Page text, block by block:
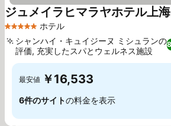
5 ホテルのランク
ホテル
ジュメイラヒマラヤホテル上海
シャンハイ・キュイジーヌ ミシュランの
評価, 充実したスパとウェルネス施設
最安値 ￥16,533
6件のサイトの料金を表示